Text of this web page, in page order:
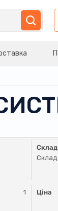
Склад
Склад
1 Ціна